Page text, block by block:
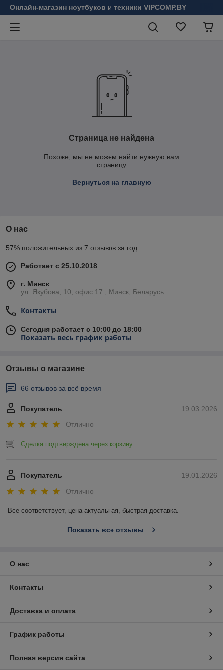
Онлайн-магазин ноутбуков и техники VIPCOMP.BY
Страница не найдена
Похоже, мы не можем найти нужную вам
страницу
Вернуться на главную
О нас
57% положительных из 7 отзывов за год
Работает с 25.10.2018
г. Минск
ул. Якубова, 10, офис 17., Минск, Беларусь
Контакты
Сегодня работает с 10:00 до 18:00
Показать весь график работы
Отзывы о магазине
66 отзывов за всё время
19.03.2026
Покупатель
Отлично
Сделка подтверждена через корзину
19.01.2026
Покупатель
Отлично
Все соответствует, цена актуальная, быстрая доставка.
Показать все отзывы
О нас
Контакты
Доставка и оплата
График работы
Полная версия сайта